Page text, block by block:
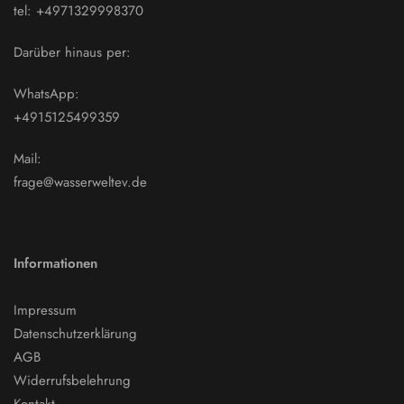
tel: +4971329998370
Darüber hinaus per:
WhatsApp:
+4915125499359
Mail:
frage@wasserweltev.de
Informationen
Impressum
Datenschutzerklärung
AGB
Widerrufsbelehrung